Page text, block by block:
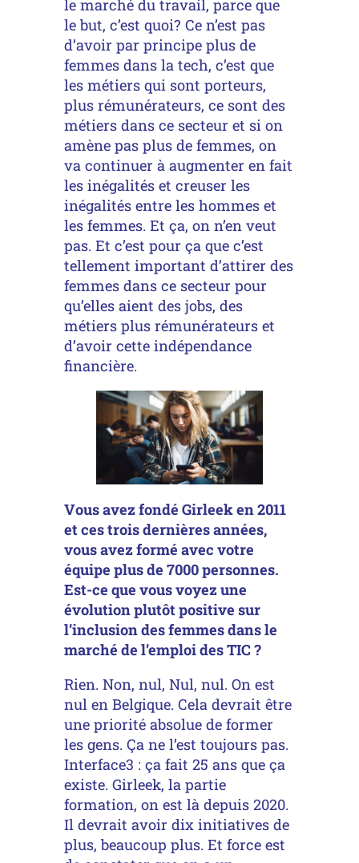
le marché du travail, parce que
le but, c’est quoi? Ce n’est pas
d’avoir par principe plus de
femmes dans la tech, c’est que
les métiers qui sont porteurs,
plus rémunérateurs, ce sont des
métiers dans ce secteur et si on
amène pas plus de femmes, on
va continuer à augmenter en fait
les inégalités et creuser les
inégalités entre les hommes et
les femmes. Et ça, on n’en veut
pas. Et c’est pour ça que c’est
tellement important d’attirer des
femmes dans ce secteur pour
qu’elles aient des jobs, des
métiers plus rémunérateurs et
d’avoir cette indépendance
financière.
Vous avez fondé Girleek en 2011
et ces trois dernières années,
vous avez formé avec votre
équipe plus de 7000 personnes.
Est-ce que vous voyez une
évolution plutôt positive sur
l’inclusion des femmes dans le
marché de l’emploi des TIC ?
Rien. Non, nul, Nul, nul. On est
nul en Belgique. Cela devrait être
une priorité absolue de former
les gens. Ça ne l’est toujours pas.
Interface3 : ça fait 25 ans que ça
existe. Girleek, la partie
formation, on est là depuis 2020.
Il devrait avoir dix initiatives de
plus, beaucoup plus. Et force est